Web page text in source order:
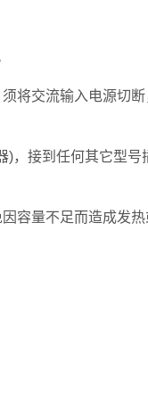
将交流输入电源切断
)，接到任何其它型号
容量不足而造成发热